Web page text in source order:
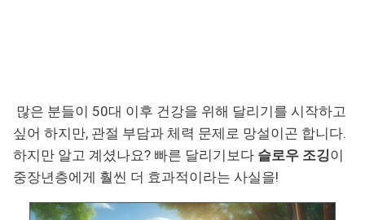
많은 분들이 50대 이후 건강을 위해 달리기를 시작하고
싶어 하지만, 관절 부담과 체력 문제로 망설이곤 합니다.
하지만 알고 계셨나요? 빠른 달리기보다 슬로우 조깅이
중장년층에게 훨씬 더 효과적이라는 사실을!